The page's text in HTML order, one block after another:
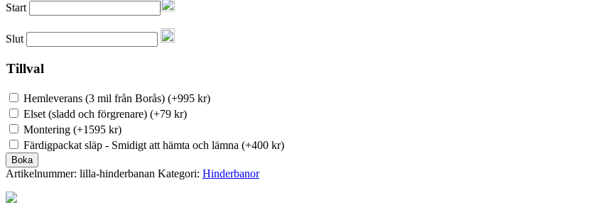
Start
Slut
Tillval
Hemleverans (3 mil från Borås) (+995 kr)
Elset (sladd och förgrenare) (+79 kr)
Montering (+1595 kr)
Färdigpackat släp - Smidigt att hämta och lämna (+400 kr)
Boka
Artikelnummer: lilla-hinderbanan Kategori: Hinderbanor